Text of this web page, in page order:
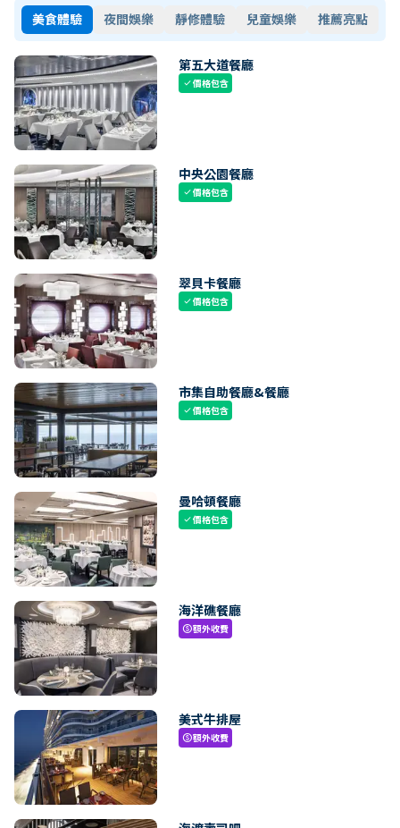
美食體驗 夜間娛樂 靜修體驗 兒童娛樂 推薦亮點
第五大道餐廳
check價格包含
中央公園餐廳
check價格包含
翠貝卡餐廳
check價格包含
市集自助餐廳&餐廳
check價格包含
曼哈頓餐廳
check價格包含
海洋礁餐廳
paid額外收費
美式牛排屋
paid額外收費